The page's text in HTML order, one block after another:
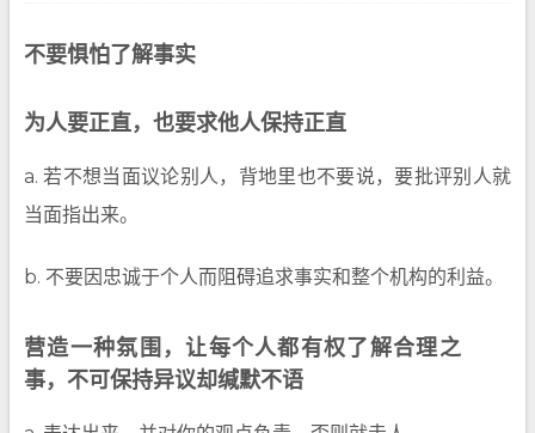
不要惧怕了解事实
为人要正直，也要求他人保持正直
a. 若不想当面议论别人，背地里也不要说，要批评别人就
当面指出来。
b. 不要因忠诚于个人而阻碍追求事实和整个机构的利益。
营造一种氛围，让每个人都有权了解合理之
事，不可保持异议却缄默不语